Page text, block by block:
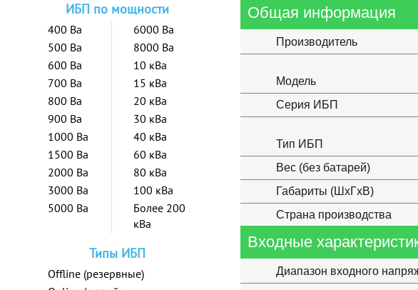
ИБП по мощности
400 Ва
6000 Ва
500 Ва
8000 Ва
600 Ва
10 кВа
700 Ва
15 кВа
800 Ва
20 кВа
900 Ва
30 кВа
1000 Ва
40 кВа
1500 Ва
60 кВа
2000 Ва
80 кВа
3000 Ва
100 кВа
5000 Ва
Более 200
кВа
Типы ИБП
Offline (резервные)
Общая информация
Производитель
Модель
Серия ИБП
Тип ИБП
Вес (без батарей)
Габариты (ШхГхВ)
Страна производства
Входные
Диапазон входного